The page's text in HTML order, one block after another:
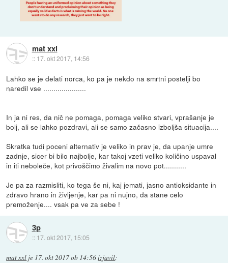
mat xxl
:: 17. okt 2017, 14:56
Lahko se je delati norca, ko pa je nekdo na smrtni postelji bo
naredil vse .....................
In ja ni res, da nič ne pomaga, pomaga veliko stvari, vprašanje je
bolj, ali se lahko pozdravi, ali se samo začasno izboljša situacija....
Skratka tudi poceni alternativ je veliko in prav je, da upanje umre
zadnje, sicer bi bilo najbolje, kar takoj vzeti veliko količino uspaval
in iti neboleče, kot privoščimo živalim na novo pot...........
Je pa za razmisliti, ko tega še ni, kaj jemati, jasno antioksidante in
zdravo hrano in življenje, kar pa ni nujno, da stane celo
premoženje.... vsak pa ve za sebe !
3p
:: 17. okt 2017, 15:05
mat xxl je 17. okt 2017 ob 14:56izjavil: